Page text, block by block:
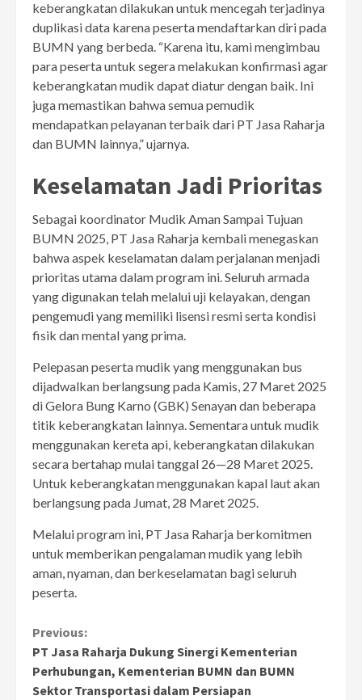
keberangkatan dilakukan untuk mencegah terjadinya
duplikasi data karena peserta mendaftarkan diri pada
BUMN yang berbeda. “Karena itu, kami mengimbau
para peserta untuk segera melakukan konfirmasi agar
keberangkatan mudik dapat diatur dengan baik. Ini
juga memastikan bahwa semua pemudik
mendapatkan pelayanan terbaik dari PT Jasa Raharja
dan BUMN lainnya,” ujarnya.
Keselamatan Jadi Prioritas
Sebagai koordinator Mudik Aman Sampai Tujuan
BUMN 2025, PT Jasa Raharja kembali menegaskan
bahwa aspek keselamatan dalam perjalanan menjadi
prioritas utama dalam program ini. Seluruh armada
yang digunakan telah melalui uji kelayakan, dengan
pengemudi yang memiliki lisensi resmi serta kondisi
fisik dan mental yang prima.
Pelepasan peserta mudik yang menggunakan bus
dijadwalkan berlangsung pada Kamis, 27 Maret 2025
di Gelora Bung Karno (GBK) Senayan dan beberapa
titik keberangkatan lainnya. Sementara untuk mudik
menggunakan kereta api, keberangkatan dilakukan
secara bertahap mulai tanggal 26—28 Maret 2025.
Untuk keberangkatan menggunakan kapal laut akan
berlangsung pada Jumat, 28 Maret 2025.
Melalui program ini, PT Jasa Raharja berkomitmen
untuk memberikan pengalaman mudik yang lebih
aman, nyaman, dan berkeselamatan bagi seluruh
peserta.
Continue
Reading
Previous:
PT Jasa Raharja Dukung Sinergi Kementerian
Perhubungan, Kementerian BUMN dan BUMN
Sektor Transportasi dalam Persiapan